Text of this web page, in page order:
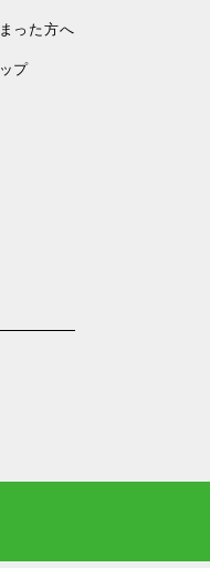
った方へ
プ